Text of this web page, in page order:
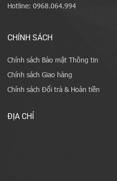
Hotline: 0968.064.994
CHÍNH SÁCH
Chính sách Bảo mật Thông tin
Chính sách Giao hàng
Chính sách Đổi trả & Hoàn tiền
ĐỊA CHỈ